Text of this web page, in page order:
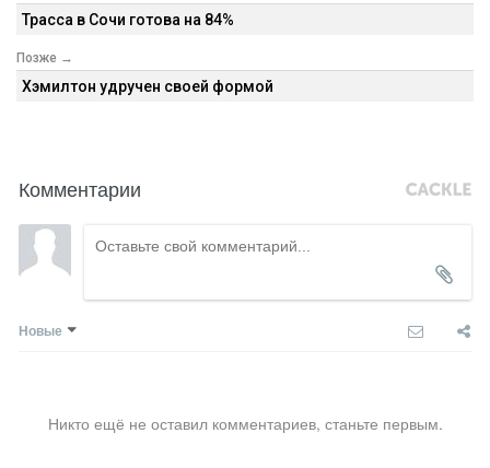
Трасса в Сочи готова на 84%
Позже →
Хэмилтон удручен своей формой
Комментарии
Новые
Никто ещё не оставил комментариев, станьте первым.